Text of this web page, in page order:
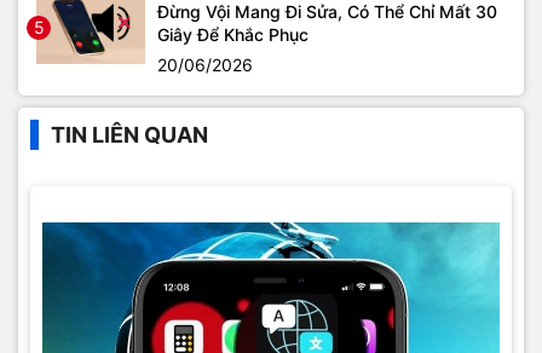
5
Đừng Vội Mang Đi Sửa, Có Thể Chỉ Mất 30
Giây Để Khắc Phục
20/06/2026
TIN LIÊN QUAN